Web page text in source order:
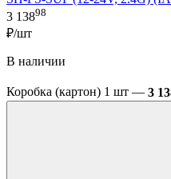
3 13898
₽/шт
В наличии
Коробка (картон) 1 шт — 3